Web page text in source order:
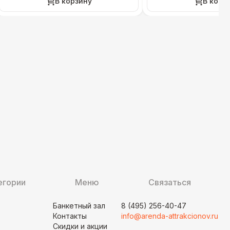
Меню
Банкетный зал
Контакты
Скидки и акции
Связаться
8 (495) 256-40-47
info@arenda-attrakcionov.ru